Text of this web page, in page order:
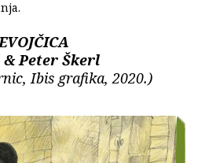
Peter Škerl
Ibis grafika, 2020.)